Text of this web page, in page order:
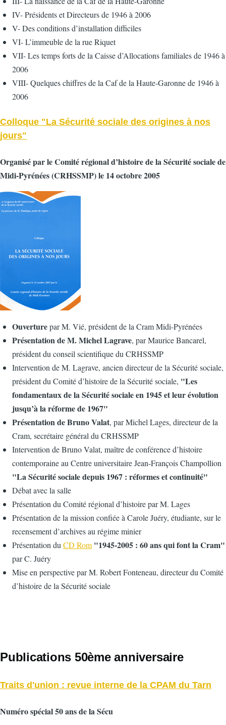
IV- Présidents et Directeurs de 1946 à 2006
V- Des conditions d’installation difficiles
VI- L’immeuble de la rue Riquet
VII- Les temps forts de la Caisse d’Allocations familiales de 1946 à
2006
VIII- Quelques chiffres de la Caf de la Haute-Garonne de 1946 à
2006
Colloque "La Sécurité sociale des origines à nos
jours"
Organisé par le Comité régional d’histoire de la Sécurité sociale de
Midi-Pyrénées (CRHSSMP) le 14 octobre 2005
Ouverturepar M. Vié, président de la Cram Midi-Pyrénées
Présentation de M. Michel Lagrave, par Maurice Bancarel,
président du conseil scientifique du CRHSSMP
Intervention de M. Lagrave, ancien directeur de la Sécurité sociale,
président du Comité d’histoire de la Sécurité sociale, "Les
fondamentaux de la Sécurité sociale en 1945 et leur évolution
jusqu’à la réforme de 1967"
Présentation de Bruno Valat, par Michel Lages, directeur de la
Cram, secrétaire général du CRHSSMP
Intervention de Bruno Valat, maître de conférence d’histoire
contemporaine au Centre universitaire Jean-François Champollion
"La Sécurité sociale depuis 1967 : réformes et continuité"
Débat avec la salle
Présentation du Comité régional d’histoire par M. Lages
Présentation de la mission confiée à Carole Juéry, étudiante, sur le
recensement d’archives au régime minier
Présentation du CD Rom "1945-2005 : 60 ans qui font la Cram"
par C. Juéry
Mise en perspective par M. Robert Fonteneau, directeur du Comité
d’histoire de la Sécurité sociale
Publications 50ème anniversaire
Traits d'union : revue interne de la CPAM du Tarn
Numéro spécial 50 ans de la Sécu